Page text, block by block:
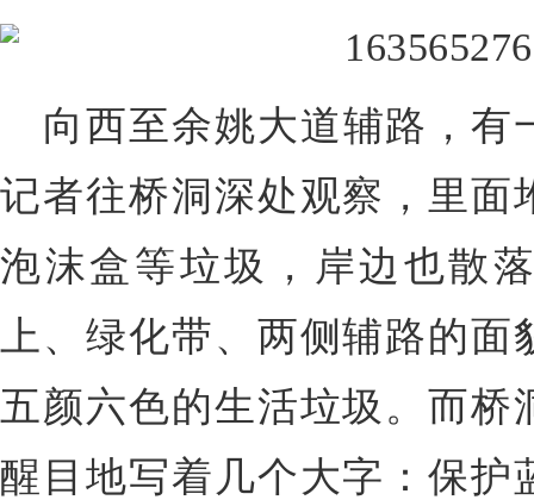
向西至余姚大道辅路，有
记者往桥洞深处观察，里面
泡沫盒等垃圾，岸边也散
上、绿化带、两侧辅路的
五颜六色的生活垃圾。而桥
醒目地写着几个大字：保护